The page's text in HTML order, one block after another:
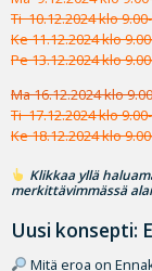
Ti 10.12.2024 klo
Ke 11.12.2024 klo
Pe 13.12.2024 klo
Ma 16.12.2024 klo
Ti 17.12.2024 klo
Ke 18.12.2024 klo
Klikkaa yllä
merkittävimmässä
Uusi konsepti:
Mitä eroa on